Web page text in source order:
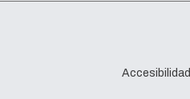
Accesibilidad